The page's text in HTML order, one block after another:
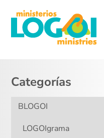
Categorías
BLOGOI
LOGOIgrama